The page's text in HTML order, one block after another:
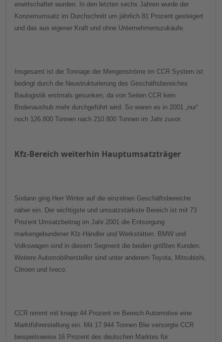
erwirtschaftet wurden. In den letzten sechs Jahren wurde der
Konzernumsatz im Durchschnitt um jährlich 81 Prozent gesteigert
und das aus eigener Kraft und ohne Unternehmenszukäufe.
Insgesamt ist die Tonnage der Mengenströme im CCR System ist
bedingt durch die Neustrukturierung des Geschäftsbereiches
Baulogistik erstmals gesunken, da von Seiten CCR kein
Bodenaushub mehr durchgeführt wird. So waren es in 2001 „nur“
noch 126.800 Tonnen nach 210.800 Tonnen im Jahr zuvor.
Kfz-Bereich weiterhin Hauptumsatzträger
Sodann ging Herr Winter auf die einzelnen Geschäftsbereiche
näher ein. Der wichtigste und umsatzstärkste Bereich ist mit 73
Prozent Umsatzbeitrag im Jahr 2001 die Entsorgung
markengebundener Kfz-Händler und Werkstätten. BMW und
Volkswagen sind in diesem Segment die beiden größten Kunden.
Weitere Automobilhersteller sind unter anderem Toyota, Mitsubishi,
Citroen und Iveco.
CCR nimmt mit knapp 44 Prozent im Bereich Automotive eine
Marktführerstellung ein. Mit 17.944 Tonnen Blei versorgte CCR
beispielsweise 16 Prozent des deutschen Marktes für